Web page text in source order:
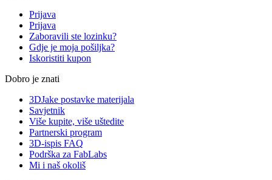
Prijava
Prijava
Zaboravili ste lozinku?
Gdje je moja pošiljka?
Iskoristiti kupon
Dobro je znati
3DJake postavke materijala
Savjetnik
Više kupite, više uštedite
Partnerski program
3D-ispis FAQ
Podrška za FabLabs
Mi i naš okoliš